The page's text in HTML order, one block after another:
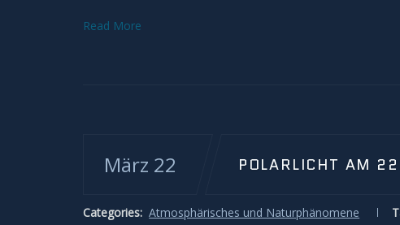
Read More
März 22 POLARLICHT AM
Categories: Atmosphärisches und Naturphänomene